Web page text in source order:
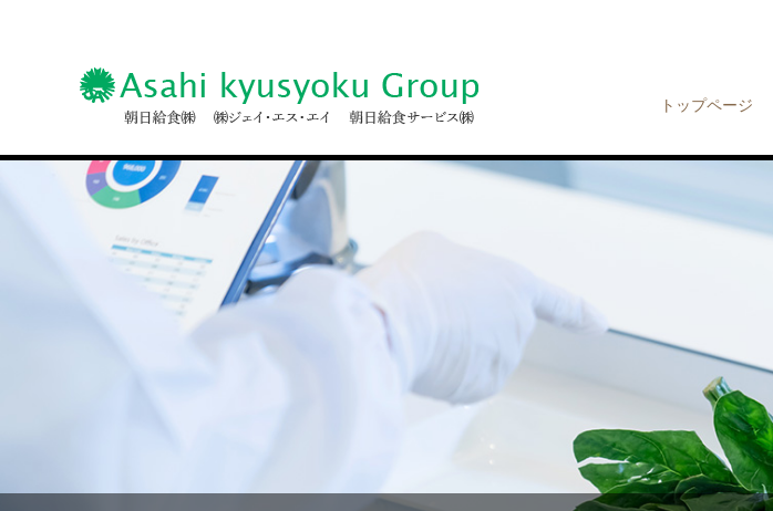
トップページ